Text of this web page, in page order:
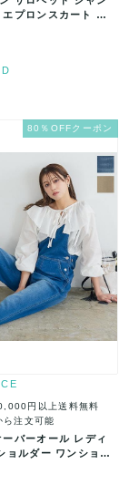
プロンスカート デ
レディース 1サ…
80％OFFクーポン
円以上送料無料
注文可能
バーオール レディ
ョルダー ワンショル
カジュアル …